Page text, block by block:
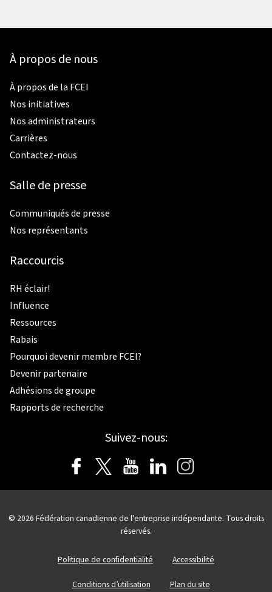
À propos de nous
À propos de la FCEI
Nos initiatives
Nos administrateurs
Carrières
Contactez-nous
Salle de presse
Communiqués de presse
Nos représentants
Raccourcis
RH éclair!
Influence
Ressources
Rabais
Pourquoi devenir membre FCEI?
Devenir partenaire
Adhésions de groupe
Rapports de recherche
Suivez-nous:
© 2026 Fédération canadienne de l'entreprise indépendante. Tous droits
réservés.
Politique de confidentialité Accessibilité
Conditions d’utilisation Plan du site